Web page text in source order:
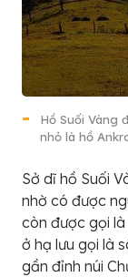
Hồ Suối Vàng
nhỏ là hồ
Sở dĩ hồ Suối
nhờ có được
còn được gọi
ở hạ lưu gọi là
gần đỉnh núi